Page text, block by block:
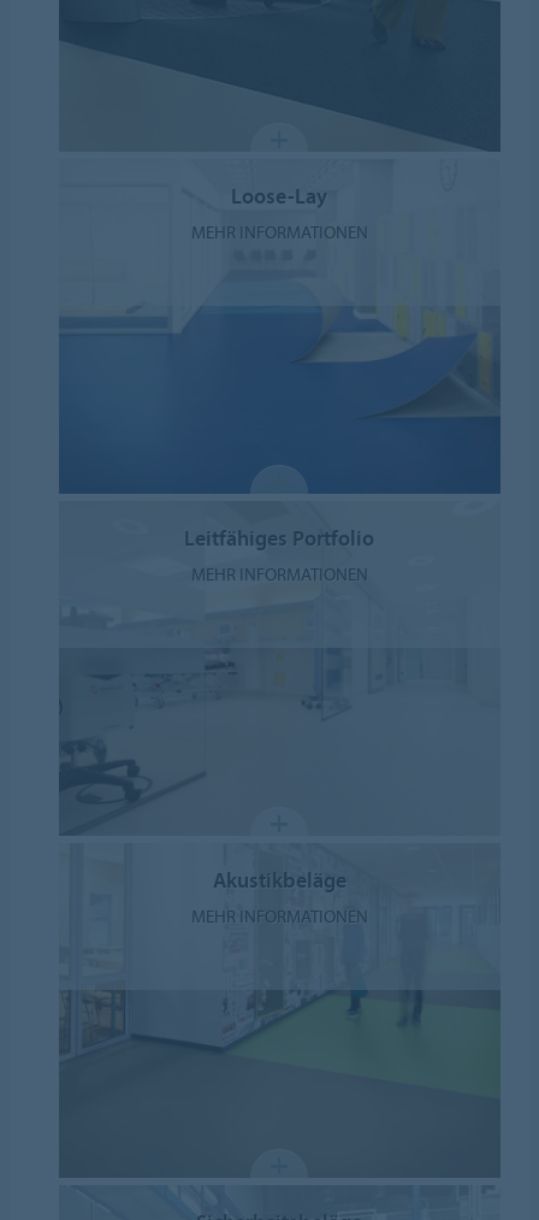
Loose-Lay
MEHR INFORMATIONEN
Leitfähiges Portfolio
MEHR INFORMATIONEN
Akustikbeläge
MEHR INFORMATIONEN